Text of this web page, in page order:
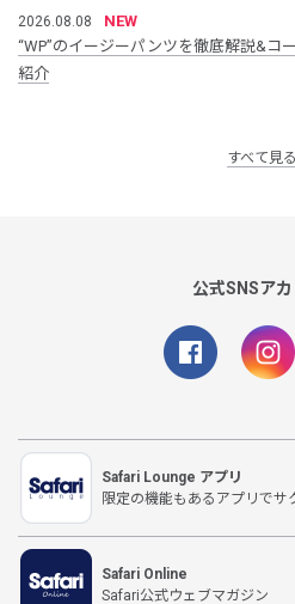
2026.08.08
NEW
“WP”のイージーパンツを徹底解説&コ
紹介
すべて見る
公式SNSア
Safari Lounge アプリ
限定の機能もあるアプリでサ
Safari Online
Safari公式ウェブマガジン